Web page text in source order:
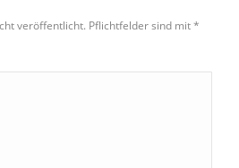
veröffentlicht. Pflichtfelder sind mit*